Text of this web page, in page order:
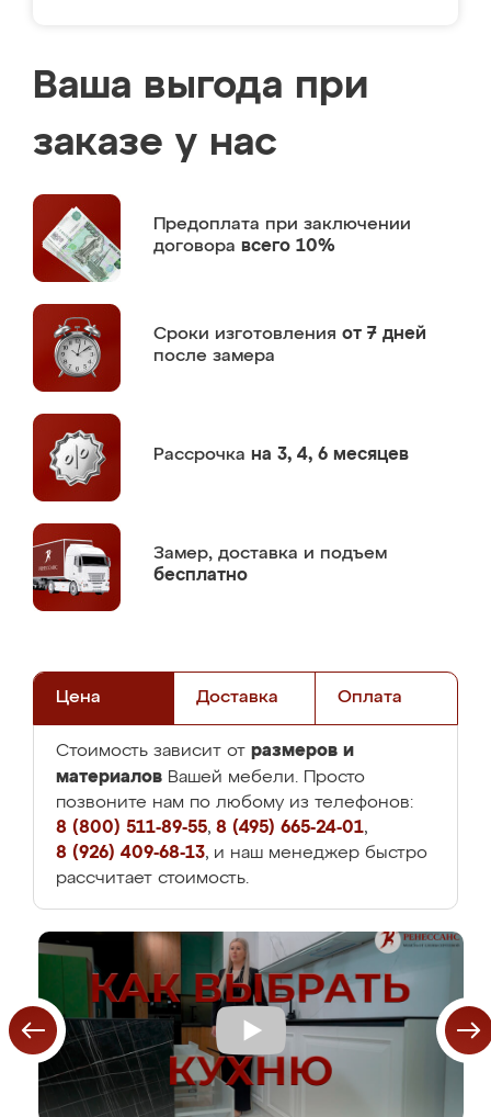
Ваша выгода при
заказе у нас
Предоплата при заключении
договора всего 10%
Сроки изготовления от 7 дней
после замера
Рассрочка на 3, 4, 6 месяцев
Замер, доставка и подъем
бесплатно
Цена Доставка Оплата
Стоимость зависит от размеров и
материалов Вашей мебели. Просто
позвоните нам по любому из телефонов:
8 (800) 511-89-55, 8 (495) 665-24-01,
8 (926) 409-68-13, и наш менеджер быстро
рассчитает стоимость.